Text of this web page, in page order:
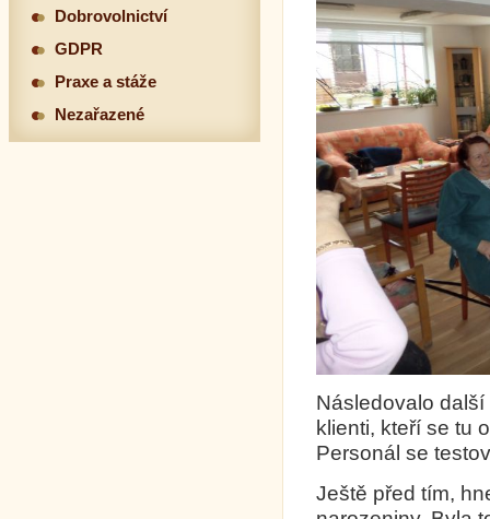
Následovalo
klienti, kteří se tu
Personál se
Ještě před tím,
Dobrovolnictví
GDPR
Praxe a stáže
Nezařazené